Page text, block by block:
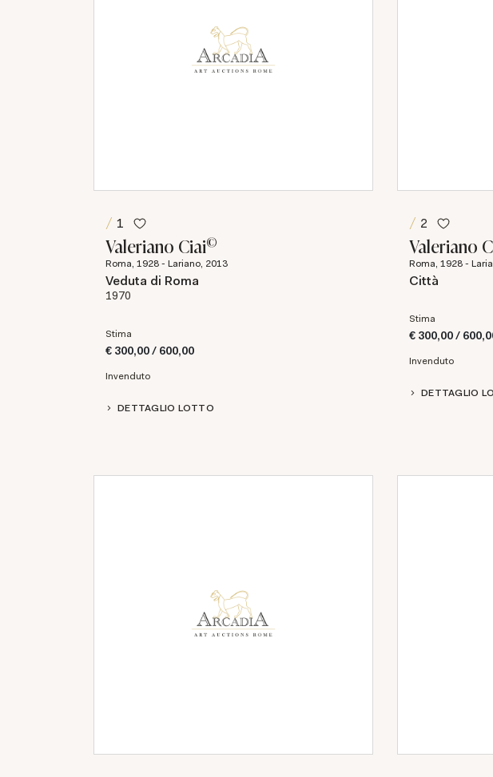
1
Valeriano Ciai©
Roma, 1928 - Lariano, 2013
Veduta di Roma
1970
Stima
€ 300,00 / 600,00
Invenduto
DETTAGLIO LOTTO
2
Valeriano
Roma, 1928 -
Città
Stima
€ 300,00 /
Invenduto
DETTAGLIO